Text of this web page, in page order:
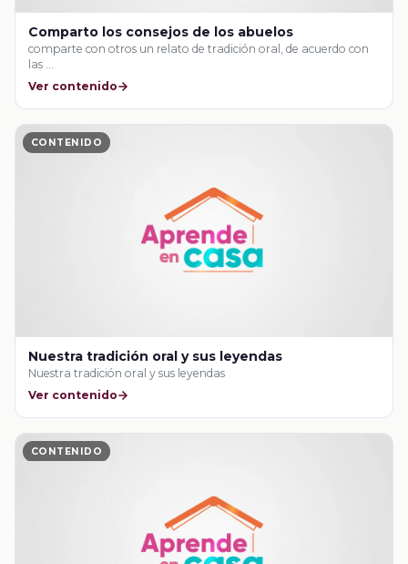
Comparto los consejos de los abuelos
comparte con otros un relato de tradición oral, de acuerdo con
las …
Ver contenido
CONTENIDO
Nuestra tradición oral y sus leyendas
Nuestra tradición oral y sus leyendas
Ver contenido
CONTENIDO